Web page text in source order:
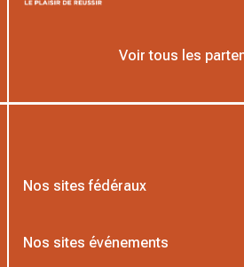
Voir tous les
Nos sites fédéraux
Nos sites événements